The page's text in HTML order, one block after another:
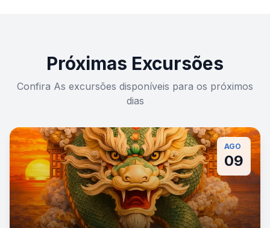
Próximas Excursões
Confira As excursões disponíveis para os próximos
dias
AGO
09